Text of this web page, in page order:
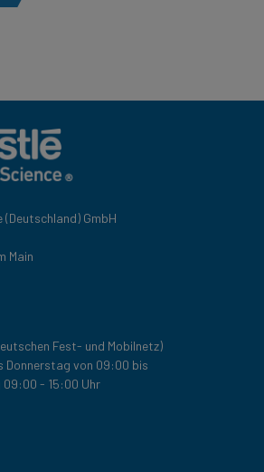
GmbH
Main
Fest- und Mobilnetz)
Donnerstag von 09:00 bis
09:00 - 15:00 Uhr